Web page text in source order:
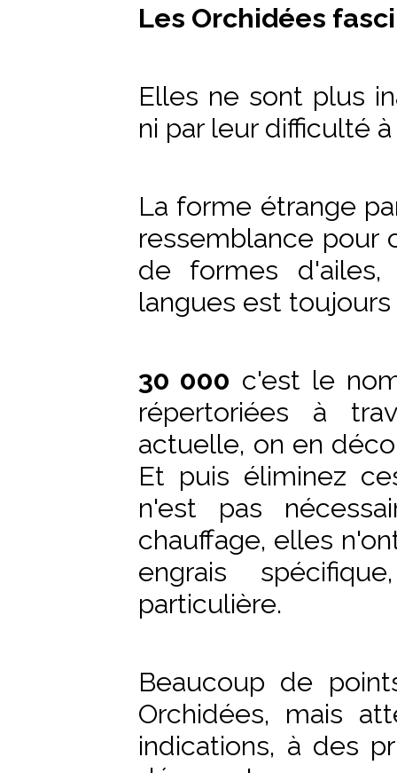
Les Orchidées
Elles ne sont plus
ni par leur difficulté
La forme étrange
ressemblance pour
de formes
langues est
30 000 c'est le
répertoriées à
actuelle, on en
Et puis éliminez
n'est pas
chauffage, elles
engrais
particulière.
Beaucoup de
Orchidées, mais
indications, à des